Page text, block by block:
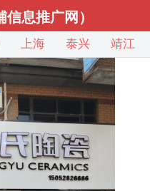
息推广网）
上海 泰兴 靖江